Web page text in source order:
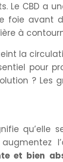
Le CBD a
avant
à
la
pour
? Les
qu’elle
et bien